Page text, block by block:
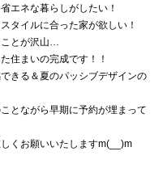
エネな暮らしがしたい！
タイルに合った家が欲しい！
とが沢山…
住まいの完成です！！
きる＆夏のパッシブデザインの
とながら早期に予約が埋まって
くお願いいたしますm(__)m